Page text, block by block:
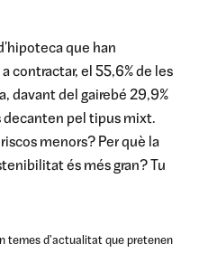
que han
contractar, el 55,6% de les
davant del gairebé 29,9%
decanten pel tipus mixt.
menors? Per què la
és més gran? Tu
temes d'actualitat que pretenen